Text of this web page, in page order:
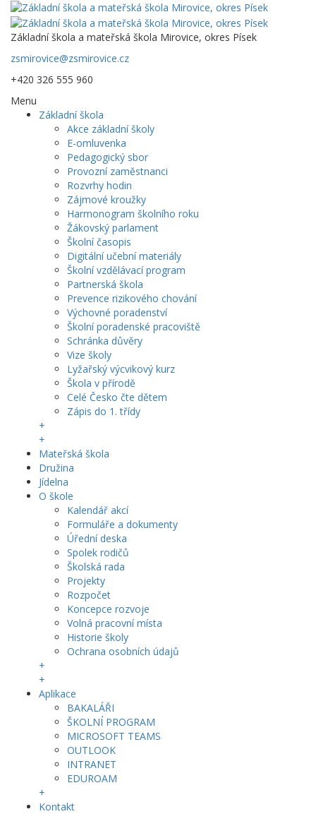
Základní škola a mateřská škola Mirovice, okres Písek
zsmirovice@zsmirovice.cz
+420 326 555 960
Menu
Základní škola
Akce základní školy
E-omluvenka
Pedagogický sbor
Provozní zaměstnanci
Rozvrhy hodin
Zájmové kroužky
Harmonogram školního roku
Žákovský parlament
Školní časopis
Digitální učební materiály
Školní vzdělávací program
Partnerská škola
Prevence rizikového chování
Výchovné poradenství
Školní poradenské pracoviště
Schránka důvěry
Vize školy
Lyžařský výcvikový kurz
Škola v přírodě
Celé Česko čte dětem
Zápis do 1. třídy
+
+
Mateřská škola
Družina
Jídelna
O škole
Kalendář akcí
Formuláře a dokumenty
Úřední deska
Spolek rodičů
Školská rada
Projekty
Rozpočet
Koncepce rozvoje
Volná pracovní místa
Historie školy
Ochrana osobních údajů
+
+
Aplikace
BAKALÁŘI
ŠKOLNÍ PROGRAM
MICROSOFT TEAMS
OUTLOOK
INTRANET
EDUROAM
+
Kontakt